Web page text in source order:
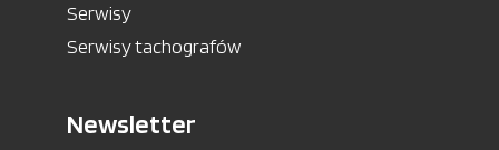
Serwisy
Serwisy tachografów
Newsletter